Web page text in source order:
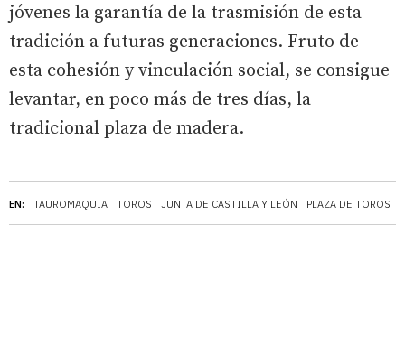
EN: TAUROMAQUIA TOROS JUNTA DE CASTILLA Y LEÓN PLAZA DE TOROS
jóvenes la garantía de la trasmisión de esta
tradición a futuras generaciones. Fruto de
esta cohesión y vinculación social, se consigue
levantar, en poco más de tres días, la
tradicional plaza de madera.